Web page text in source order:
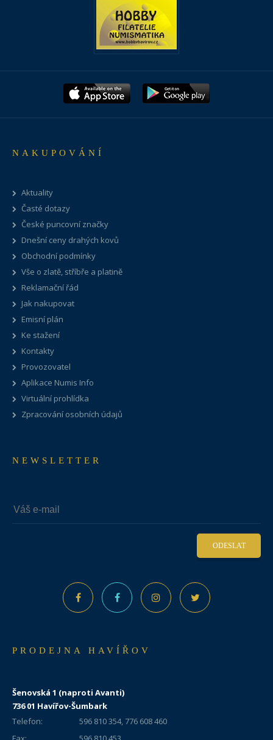
NAKUPOVÁNÍ
Aktuality
Časté dotazy
České puncovní značky
Dnešní ceny drahých kovů
Obchodní podmínky
Vše o zlatě, stříbře a platině
Reklamační řád
Jak nakupovat
Emisní plán
Ke stažení
Kontakty
Provozovatel
Aplikace Numis Info
Virtuální prohlídka
Zpracování osobních údajů
NEWSLETTER
ODESLAT
PRODEJNA HAVÍŘOV
Šenovská 1 (naproti Avanti)
736 01 Havířov-Šumbark
Telefon:
596 810 354, 776 608 460